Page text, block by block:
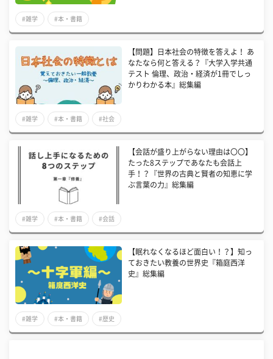
#雑学 #本・書籍
【問題】日本社会の特徴を答えよ！ あ
なたなら何と答える？『大学入学共通
テスト 倫理、政治・経済が1冊でしっ
かりわかる本』総集編
#雑学 #本・書籍 #社会
【会話が盛り上がらない理由は〇〇】
たった8ステップであなたも会話上
手！？『世界の古典と賢者の知恵に学
ぶ言葉の力』総集編
#雑学 #本・書籍 #会話
【眠れなくなるほど面白い！？】知っ
ておきたい教養の世界史『箱庭西洋
史』総集編
#雑学 #本・書籍 #歴史